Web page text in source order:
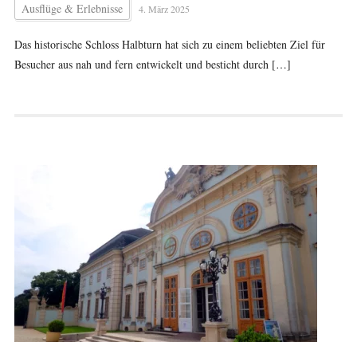
Ausflüge & Erlebnisse 4. März 2025
Das historische Schloss Halbturn hat sich zu einem beliebten Ziel für
Besucher aus nah und fern entwickelt und besticht durch […]